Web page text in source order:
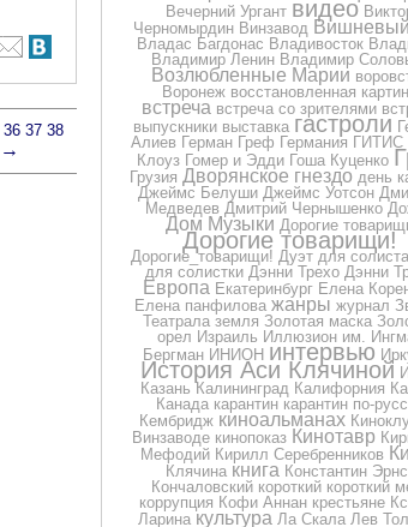
36 37 38
→
Вечерний Ургант видео
Черномырдин Винзавод
Владас Багдонас Владивосток
Владимир Ленин Владимир
Возлюбленные Марии
Воронеж восстановленная
встреча встреча со зрителями
выпускники выставка гастроли
Алиев Герман Греф Германия ГИТИС
Клоуз Гомер и Эдди Гоша Куценко
Грузия Дворянское гнездо день
Джеймс Белуши Джеймс Уотсон
Медведев Дмитрий Чернышенко
Дом Музыки Дорогие
Дорогие товарищи!
Дорогие_товарищи! Дуэт для солиста
для солистки Дэнни Трехо Дэнни
Европа Екатеринбург Елена
Елена панфилова жанры журнал
Театрала земля Золотая маска
орел Израиль Иллюзион им.
Бергман ИНИОН интервью
История Аси Клячиной
Казань Калининград Калифорния
Канада карантин карантин по-
Кембридж киноальманах
Винзаводе кинопоказ Кинотавр
Мефодий Кирилл Серебренников
Клячина книга Константин
Кончаловский короткий короткий
коррупция Кофи Аннан крестьяне
Ларина культура Ла Скала Лев